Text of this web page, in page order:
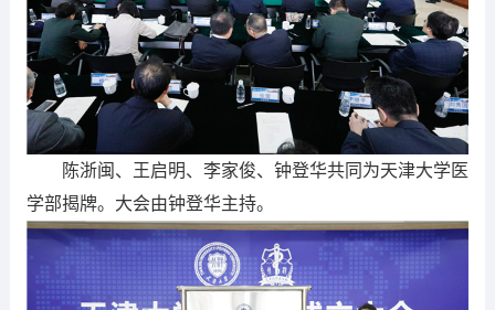
陈浙闽、王启明、李家俊、钟登华共同为天津大学医
学部揭牌。大会由钟登华主持。